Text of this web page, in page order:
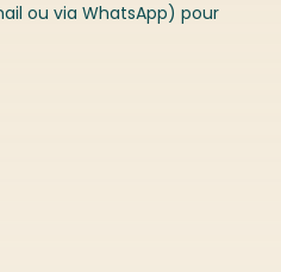
ou via WhatsApp) pour